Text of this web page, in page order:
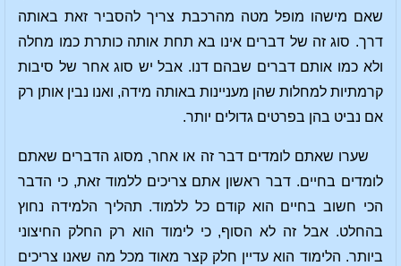
שאם מישהו מופל מטה מהרכבת צריך להסביר זאת באותה
דרך. סוג זה של דברים אינו בא תחת אותה כותרת כמו מחלה
ולא כמו אותם דברים שבהם דנו. אבל יש סוג אחר של סיבות
קרמתיות למחלות שהן מעניינות באותה מידה, ואנו נבין אותן רק
אם נביט בהן בפרטים גדולים יותר.
שערו שאתם לומדים דבר זה או אחר, מסוג הדברים שאתם
לומדים בחיים. דבר ראשון אתם צריכים ללמוד זאת, כי הדבר
הכי חשוב בחיים הוא קודם כל ללמוד. תהליך הלמידה נחוץ
בהחלט. אבל זה לא הסוף, כי לימוד הוא רק החלק החיצוני
ביותר. הלימוד הוא עדיין חלק קצר מאוד מכל מה שאנו צריכים